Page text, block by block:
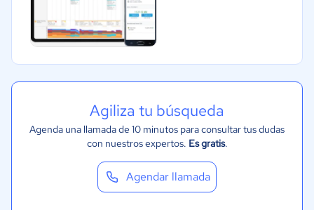
Agiliza tu búsqueda
Agenda una llamada de 10 minutos para consultar tus dudas
con nuestros expertos. Es gratis.
Agendar llamada